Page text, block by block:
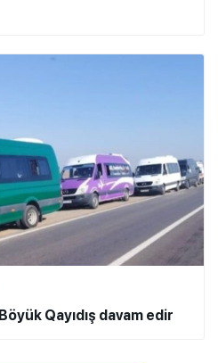
Qayıdış davam edir